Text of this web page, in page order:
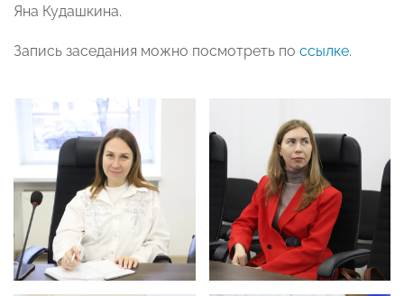
Яна Кудашкина.
Запись заседания можно посмотреть по ссылке.